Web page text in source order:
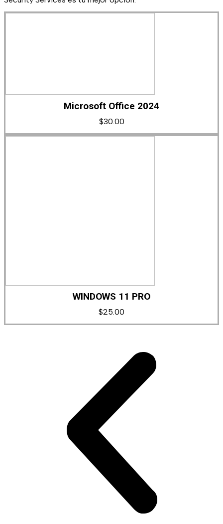
Microsoft Office 2024
$30.00
WINDOWS 11 PRO
$25.00